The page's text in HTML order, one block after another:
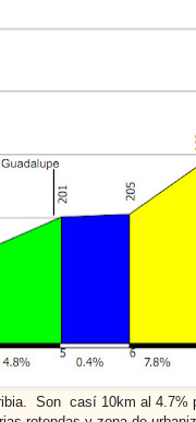
Son casí 10km al 4.7%